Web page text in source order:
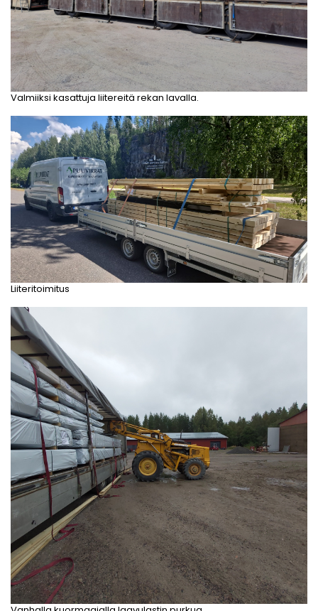
Valmiiksi kasattuja liitereitä rekan lavalla.
Liiteritoimitus